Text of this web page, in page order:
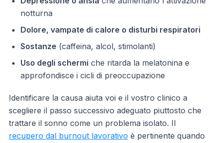
notturna
Dolore, vampate di calore o disturbi respiratori
Sostanze (caffeina, alcol, stimolanti)
Uso degli schermi che ritarda la melatonina e
approfondisce i cicli di preoccupazione
Identificare la causa aiuta voi e il vostro clinico a
scegliere il passo successivo adeguato piuttosto che
trattare il sonno come un problema isolato. Il
recupero dal burnout lavorativo è pertinente quando